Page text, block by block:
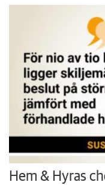
Hem & Hyras